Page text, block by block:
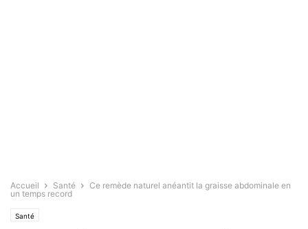
Accueil Santé
Ce remède naturel anéantit la graisse abdominale en
un temps record
Santé